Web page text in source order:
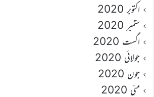
اکتوبر 2020
ستمبر 2020
اگست 2020
جولائی 2020
جون 2020
مئی 2020